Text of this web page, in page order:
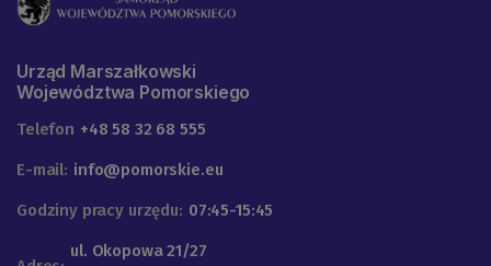
Urząd Marszałkowski
Województwa Pomorskiego
Telefon +48 58 32 68 555
E-mail: info@pomorskie.eu
Godziny pracy urzędu: 07:45-15:45
ul. Okopowa 21/27